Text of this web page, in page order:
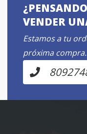
VENDER
Estamos a tu
próxima compra.